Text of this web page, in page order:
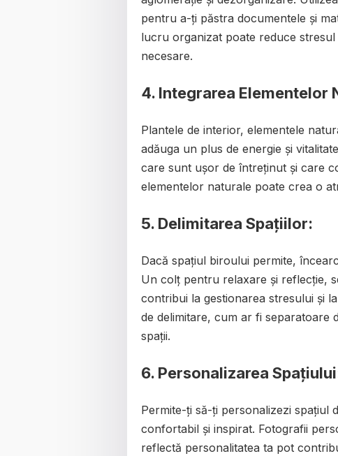
pentru a-ți păstra documentele și
lucru organizat poate reduce
necesare.
4. Integrarea Elementelor
Plantele de interior, elementele
adăuga un plus de energie și
care sunt ușor de întreținut și care
elementelor naturale poate crea o
5. Delimitarea Spațiilor:
Dacă spațiul biroului permite,
Un colț pentru relaxare și reflecție,
contribui la gestionarea stresului și
de delimitare, cum ar fi separatoare
spații.
6. Personalizarea
Permite-ți să-ți personalizezi spațiul
confortabil și inspirat. Fotografii
reflectă personalitatea ta pot